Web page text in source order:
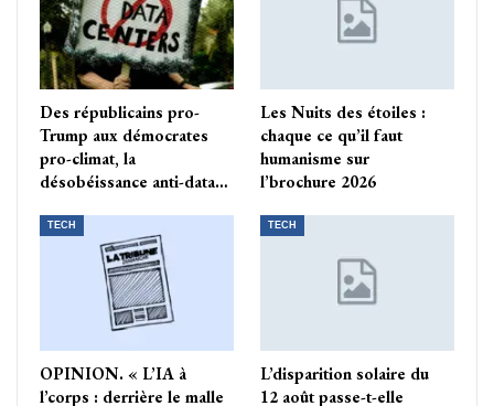
Des républicains pro-
Trump aux démocrates
pro-climat, la
désobéissance anti-data…
Les Nuits des étoiles :
chaque ce qu’il faut
humanisme sur
l’brochure 2026
TECH
OPINION. « L’IA à
l’corps : derrière le malle
TECH
L’disparition solaire du
12 août passe-t-elle